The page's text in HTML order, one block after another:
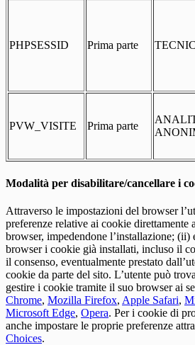
PHPSESSID Prima parte
PVW_VISITE Prima parte
Modalità per disabilitare/cancellare i
Attraverso le impostazioni del browser
preferenze relative ai cookie
browser, impedendone l’installazione;
browser i cookie già installati, incluso il
il consenso, eventualmente prestato
cookie da parte del sito. L’utente può
gestire i cookie tramite il suo browser ai
Chrome, Mozilla Firefox, Apple Safari,
Microsoft Edge, Opera. Per i cookie di
anche impostare le proprie preferenze
Choices.